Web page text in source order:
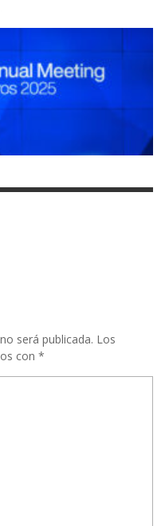
será publicada. Los
con *